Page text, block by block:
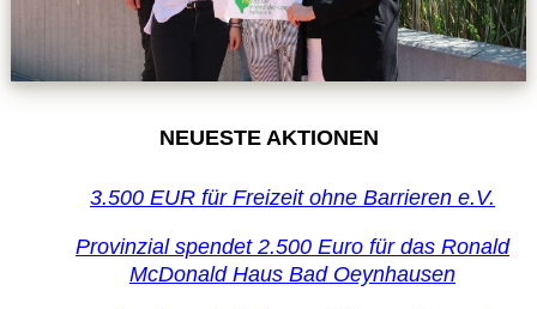
NEUESTE AKTIONEN
3.500 EUR für Freizeit ohne Barrieren e.V.
Provinzial spendet 2.500 Euro für das Ronald
McDonald Haus Bad Oeynhausen